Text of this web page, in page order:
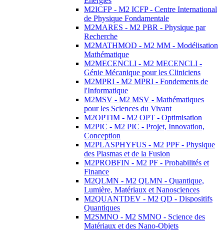
M2ICFP - M2 ICFP - Centre International
de Physique Fondamentale
M2MARES - M2 PBR - Physique par
Recherche
M2MATHMOD - M2 MM - Modélisation
Mathématique
M2MECENCLI - M2 MECENCLI -
Génie Mécanique pour les Cliniciens
M2MPRI - M2 MPRI - Fondements de
l'Informatique
M2MSV - M2 MSV - Mathématiques
pour les Sciences du Vivant
M2OPTIM - M2 OPT - Optimisation
M2PIC - M2 PIC - Projet, Innovation,
Conception
M2PLASPHYFUS - M2 PPF - Physique
des Plasmas et de la Fusion
M2PROBFIN - M2 PF - Probabilités et
Finance
M2QLMN - M2 QLMN - Quantique,
Lumière, Matériaux et Nanosciences
M2QUANTDEV - M2 QD - Dispositifs
Quantiques
M2SMNO - M2 SMNO - Science des
Matériaux et des Nano-Objets